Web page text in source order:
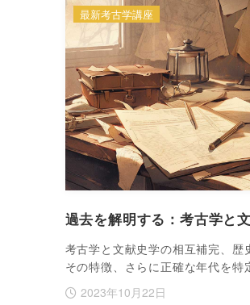
過去を解明する：考古学と
考古学と文献史学の相互補完、歴
その特徴、さらに正確な年代を
2023年10月22日
最新考古学講座